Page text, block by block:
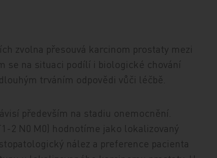
zvolna přesouvá karcinom prostaty mezi
se na situaci podílí i biologické chování
trváním odpovědi vůči léčbě.
především na stadiu onemocnění.
2 N0 M0) hodnotíme jako lokalizovaný
nález a preference pacienta